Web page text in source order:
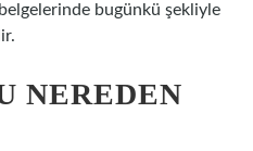
bugünkü şekliyle
NEREDEN